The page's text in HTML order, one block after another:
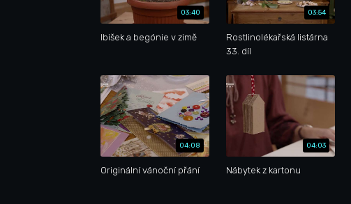
03:40
Ibišek a begónie v zimě
03:54
Rostlinolékařská listárna
33. díl
04:08
Originální vánoční přání
04:03
Nábytek z kartonu